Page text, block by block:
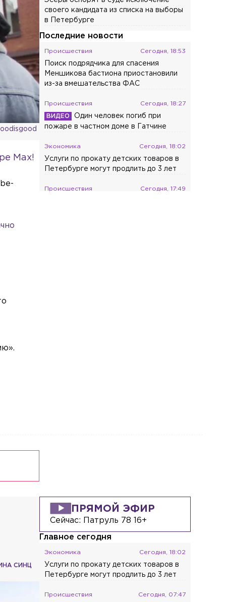
Max!
своего кандидата из списка на выборы
в Петербурге
Последние новости
Происшествия Сегодня, 18:53
Поиск подрядчика для спасения
Меншикова бастиона приостановили
из-за вмешательства ФАС
Происшествия Сегодня, 18:27
Один человек погиб при
пожаре в частном доме в Гатчине
Экономика Сегодня, 18:02
Услуги по прокату детских товаров в
Петербурге могут продлить до 3 лет
Происшествия Сегодня, 17:49
сознание после ДТП из трёх машин на
КАД
СИНЦ
ПРЯМОЙ ЭФИР
Сейчас: Патруль 78 16+
Главное сегодня
Экономика Сегодня, 18:02
Услуги по прокату детских товаров в
Петербурге могут продлить до 3 лет
Происшествия Сегодня, 07:47